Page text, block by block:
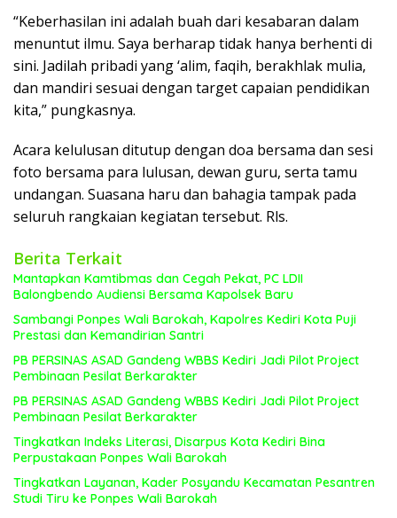
“Keberhasilan ini adalah buah dari kesabaran dalam
menuntut ilmu. Saya berharap tidak hanya berhenti di
sini. Jadilah pribadi yang ‘alim, faqih, berakhlak mulia,
dan mandiri sesuai dengan target capaian pendidikan
kita,” pungkasnya.
Acara kelulusan ditutup dengan doa bersama dan sesi
foto bersama para lulusan, dewan guru, serta tamu
undangan. Suasana haru dan bahagia tampak pada
seluruh rangkaian kegiatan tersebut. Rls.
Berita Terkait
Mantapkan Kamtibmas dan Cegah Pekat, PC LDII
Balongbendo Audiensi Bersama Kapolsek Baru
Sambangi Ponpes Wali Barokah, Kapolres Kediri Kota Puji
Prestasi dan Kemandirian Santri
PB PERSINAS ASAD Gandeng WBBS Kediri Jadi Pilot Project
Pembinaan Pesilat Berkarakter
PB PERSINAS ASAD Gandeng WBBS Kediri Jadi Pilot Project
Pembinaan Pesilat Berkarakter
Tingkatkan Indeks Literasi, Disarpus Kota Kediri Bina
Perpustakaan Ponpes Wali Barokah
Tingkatkan Layanan, Kader Posyandu Kecamatan Pesantren
Studi Tiru ke Ponpes Wali Barokah